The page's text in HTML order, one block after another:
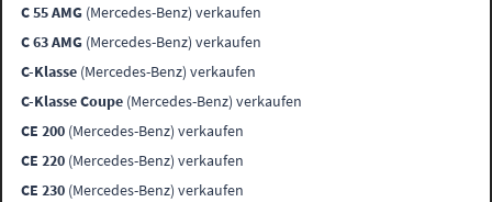
C 55 AMG (Mercedes-Benz) verkaufen
C 63 AMG (Mercedes-Benz) verkaufen
C-Klasse (Mercedes-Benz) verkaufen
C-Klasse Coupe (Mercedes-Benz) verkaufen
CE 200 (Mercedes-Benz) verkaufen
CE 220 (Mercedes-Benz) verkaufen
CE 230 (Mercedes-Benz) verkaufen